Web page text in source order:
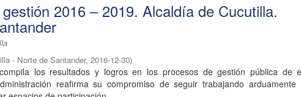
2016 – 2019. Alcaldía de Cucutilla.
- Norte de Santander,2016-12-30)
los resultados y logros en los procesos de gestión pública de
reafirma su compromiso de seguir trabajando arduamente